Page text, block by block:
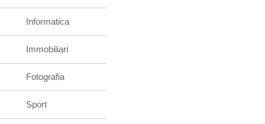
Informatica
Immobiliari
Fotografia
Sport